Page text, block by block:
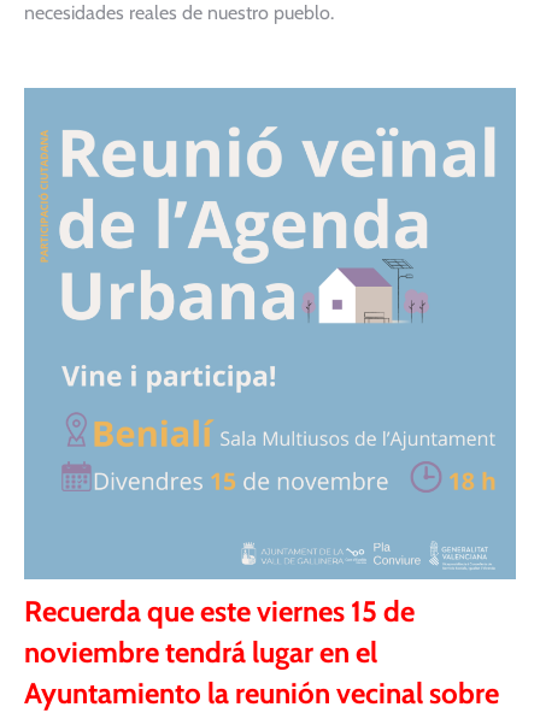
necesidades reales de nuestro pueblo.
Recuerda que este viernes 15 de
noviembre tendrá lugar en el
Ayuntamiento la reunión vecinal sobre